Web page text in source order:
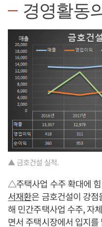
경영활동
▲ 금호건설 실적.
△주택사업 수주 확대에
서재환은 금호건설이 강
해 민간주택사업 수주, 자
면서 주택시장에서 입지